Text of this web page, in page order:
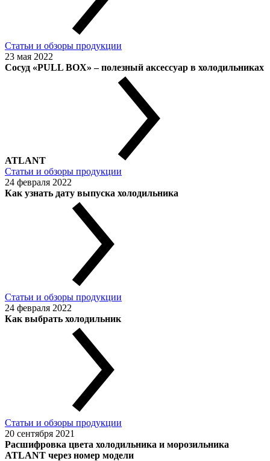
Статьи и обзоры продукции
23 мая 2022
Сосуд «PULL BOX» – полезный аксессуар в холодильниках
ATLANT
Статьи и обзоры продукции
24 февраля 2022
Как узнать дату выпуска холодильника
Статьи и обзоры продукции
24 февраля 2022
Как выбрать холодильник
Статьи и обзоры продукции
20 сентября 2021
Расшифровка цвета холодильника и морозильника
ATLANT через номер модели